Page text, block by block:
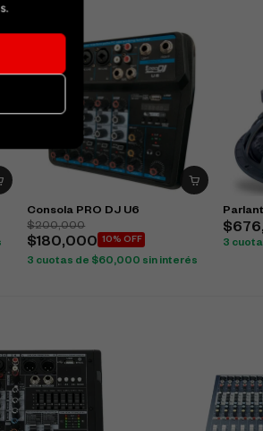
Consola PRO DJ U6
$200,000
$180,000 10% OFF
3 cuotas de $60,000 sin interés
$
3